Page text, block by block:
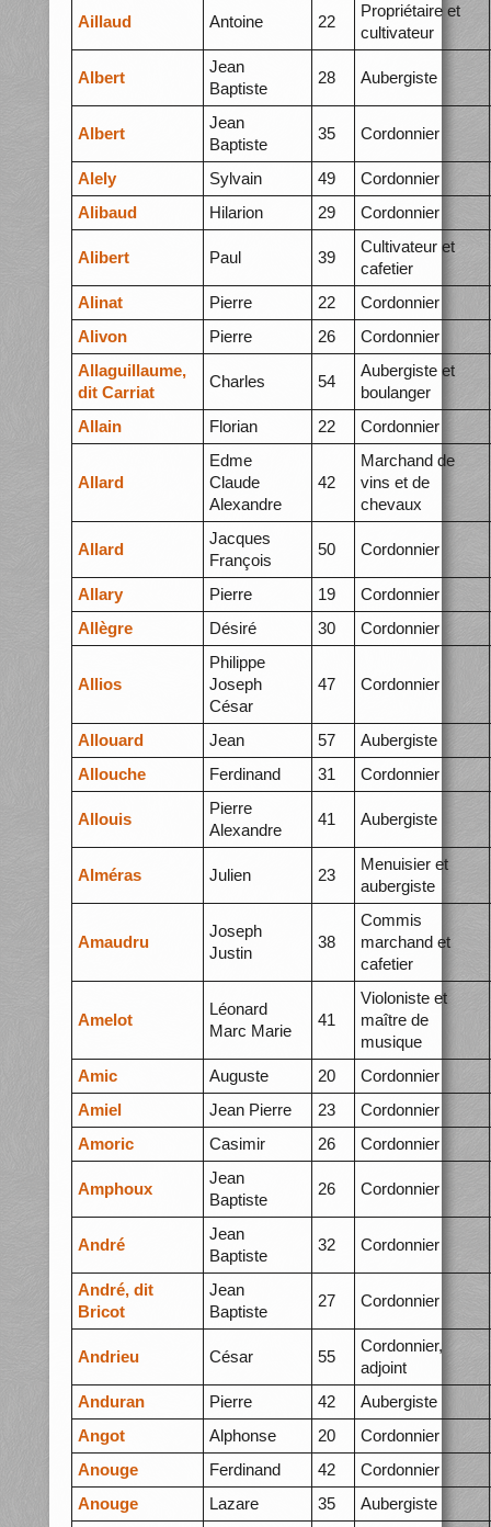
Aillaud Antoine 22
Propriétaire et
cultivateur
Albert
Jean
Baptiste
28 Aubergiste
Albert
Jean
Baptiste
35 Cordonnier
Alely Sylvain 49
Cordonnier
Alibaud
Hilarion 29 Cordonnier
Alibert Paul 39
Cultivateur et
cafetier
Alinat
Pierre 22
Cordonnier
Alivon
Pierre 26
Cordonnier
Allaguillaume,
dit Carriat
Charles 54
Aubergiste et
boulanger
Allain
Florian 22 Cordonnier
Allard
Edme
Claude
Alexandre
42
Marchand de
vins et de
chevaux
Allard
Jacques
François
50 Cordonnier
Allary Pierre 19
Cordonnier
Allègre
Désiré 30 Cordonnier
Allios
Philippe
Joseph
César
47 Cordonnier
Allouard Jean 57
Aubergiste
Allouche
Ferdinand 31 Cordonnier
Allouis
Pierre
Alexandre
41 Aubergiste
Alméras Julien 23
Menuisier et
aubergiste
Amaudru
Joseph
Justin
38
Commis
marchand et
cafetier
Amelot
Léonard
Marc Marie
41
Violoniste et
maître de
musique
Amic
Auguste 20
Cordonnier
Amiel
Jean Pierre 23
Cordonnier
Amoric
Casimir 26 Cordonnier
Amphoux
Jean
Baptiste
26 Cordonnier
André
Jean
Baptiste
32 Cordonnier
André, dit
Bricot
Jean
Baptiste
27 Cordonnier
Andrieu César 55
Cordonnier,
adjoint
Anduran
Pierre 42
Aubergiste
Angot
Alphonse 20
Cordonnier
Anouge
Ferdinand 42
Cordonnier
Anouge
Lazare 35 Aubergiste